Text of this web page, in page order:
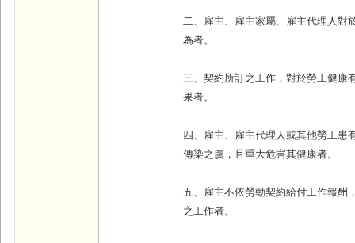
二、雇主、雇主家屬、雇主代理人對
為者。
三、契約所訂之工作，對於勞工健康
果者。
四、雇主、雇主代理人或其他勞工患
傳染之虞，且重大危害其健康者。
五、雇主不依勞動契約給付工作報酬
之工作者。